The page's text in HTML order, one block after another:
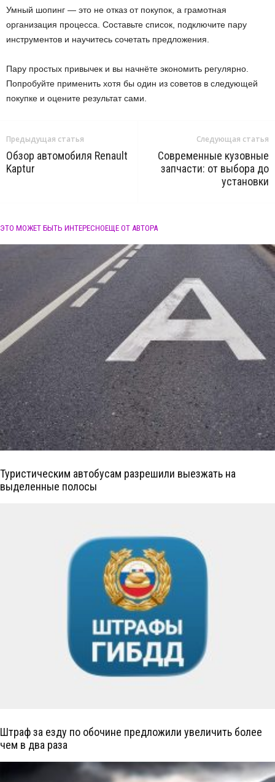
Умный шопинг — это не отказ от покупок, а грамотная
организация процесса. Составьте список, подключите пару
инструментов и научитесь сочетать предложения.
Пару простых привычек и вы начнёте экономить регулярно.
Попробуйте применить хотя бы один из советов в следующей
покупке и оцените результат сами.
Предыдущая статья
Обзор автомобиля Renault
Kaptur
Следующая статья
Современные кузовные
запчасти: от выбора до
установки
ЭТО МОЖЕТ БЫТЬ ИНТЕРЕСНОЕЩЕ ОТ АВТОРА
Туристическим автобусам разрешили выезжать на
выделенные полосы
Штраф за езду по обочине предложили увеличить более
чем в два раза